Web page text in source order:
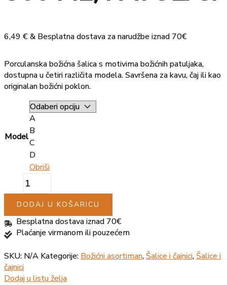
6,49 €& Besplatna dostava za narudžbe iznad 70€
Porculanska božićna šalica s motivima božićnih patuljaka,
dostupna u četiri različita modela. Savršena za kavu, čaj ili kao
originalan božićni poklon.
Model
A
B
C
D
Obriši
DODAJ U KOŠARICU
Besplatna dostava iznad 70€
Plaćanje virmanom ili pouzećem
SKU: N/A Kategorije:Božićni asortiman,Šalice i čajnici,Šalice i
čajnici
Dodaj u listu želja